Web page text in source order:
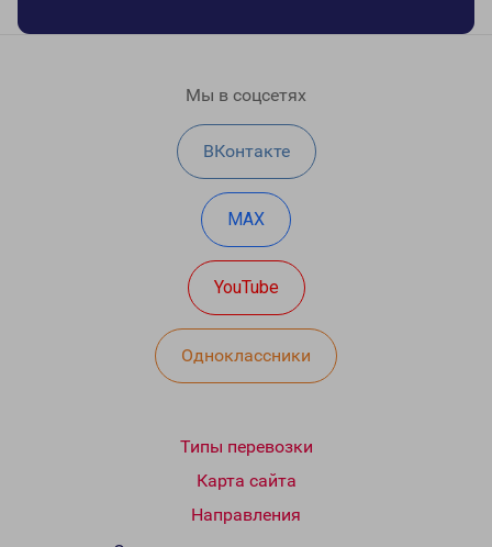
Мы в соцсетях
ВКонтакте
MAX
YouTube
Одноклассники
Типы перевозки
Карта сайта
Направления